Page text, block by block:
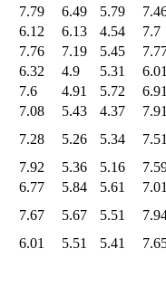
7.79 6.49 5.79
6.12 6.13 4.54
7.7
7.76 7.19 5.45
6.32 4.9 5.31
7.6 4.91 5.72
7.08 5.43 4.37
7.28 5.26 5.34
7.92 5.36 5.16
6.77 5.84 5.61
7.67 5.67 5.51
6.01 5.51 5.41